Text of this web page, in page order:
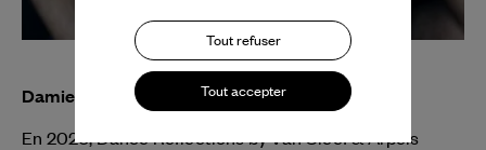
Damien Jalet
En 2026, Dance Reflections byVan Cleef & Arpels
Tout refuser
Tout accepter